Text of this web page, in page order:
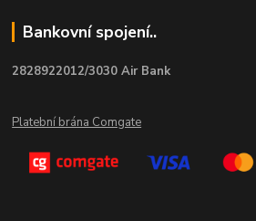
Bankovní spojení..
2828922012/3030 Air Bank
Platební brána Comgate